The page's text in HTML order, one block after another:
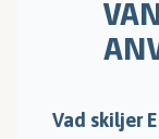
Vad skiljer